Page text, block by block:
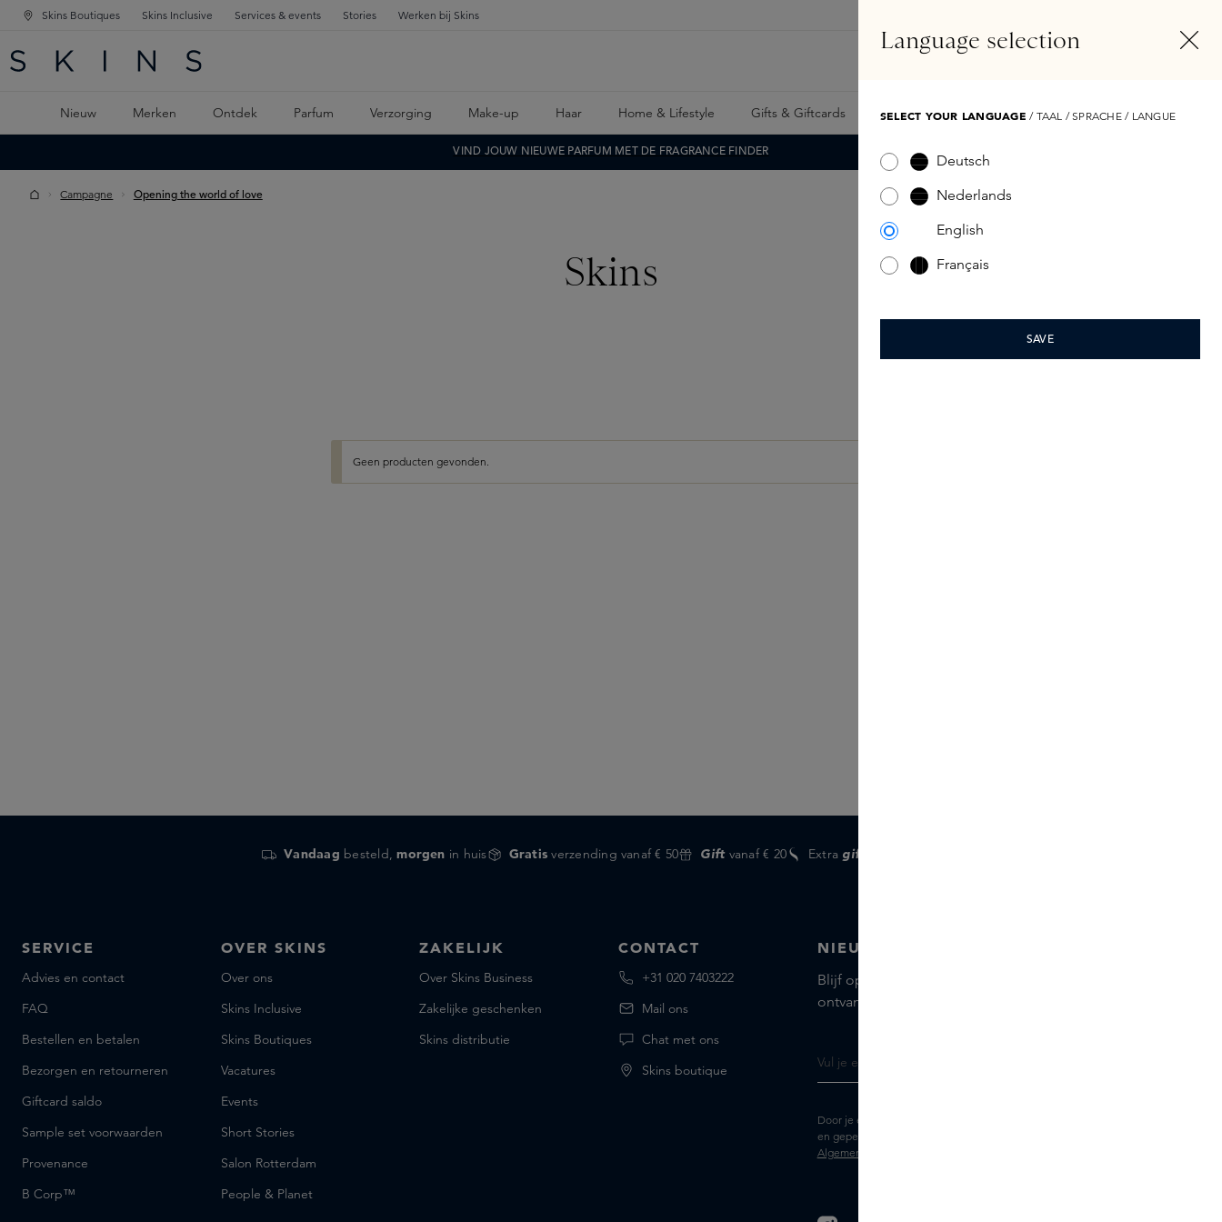
NAVIGATIE
DE HOOFDINHOUD
Skins Boutiques Skins Inclusive Services & events Stories Werken bij Skins
Nieuw Merken Ontdek Parfum Verzorging Make-up Haar Home & Lifestyle Gifts & Giftcards Samples Skins Exclusives Skins Boxen
VIND JOUW NIEUWE PARFUM MET DE FRAGRANCE FINDER
Campagne Opening the world of love
Skins
Geen producten gevonden.
Vandaag besteld,morgen in huis Gratis verzending vanaf € 50 Giftvanaf € 20 Extra gifts
SERVICE
Advies en contact
FAQ
Bestellen en betalen
Bezorgen en retourneren
Giftcard saldo
Sample set voorwaarden
Provenance
B Corp™
OVER SKINS
Over ons
Skins Inclusive
Skins Boutiques
Vacatures
Events
Short Stories
Salon Rotterdam
People & Planet
ZAKELIJK
Over Skins Business
Zakelijke geschenken
Skins distributie
CONTACT
+31 020 7403222
Mail ons
Chat met ons
Skins boutique
NIEUWSBRIEF
Blijf op de hoogte van de nieuwste merken en producten,
ontvang tips van onze Skins Experts.
Door je e-mailadres in te vullen geef je toestemming om de Skins nieuwsbrief
en gepersonaliseerde marketingberichten via e-mail te ontvangen. Bekijk de
Algemene voorwaarden
Language selection
SELECT YOUR LANGUAGE / TAAL / SPRACHE / LANGUE
Deutsch
Nederlands
English
Français
SAVE